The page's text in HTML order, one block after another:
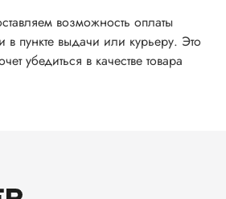
возможность оплаты
в пункте выдачи или курьеру. Это
убедиться в качестве товара